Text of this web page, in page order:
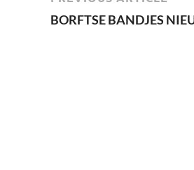
BORFTSE BANDJES